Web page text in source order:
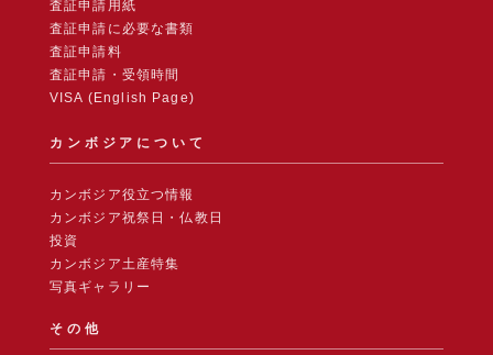
査証申請用紙
査証申請に必要な書類
査証申請料
査証申請・受領時間
VISA (English Page)
カンボジアについて
カンボジア役立つ情報
カンボジア祝祭日・仏教日
投資
カンボジア土産特集
写真ギャラリー
その他